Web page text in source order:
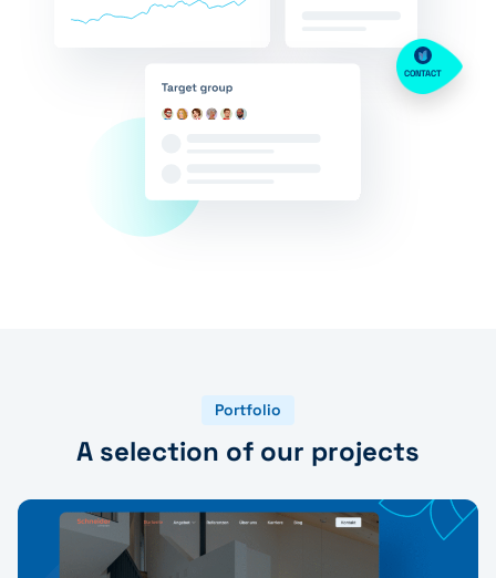
Portfolio
A selection of our projects
CONTACT